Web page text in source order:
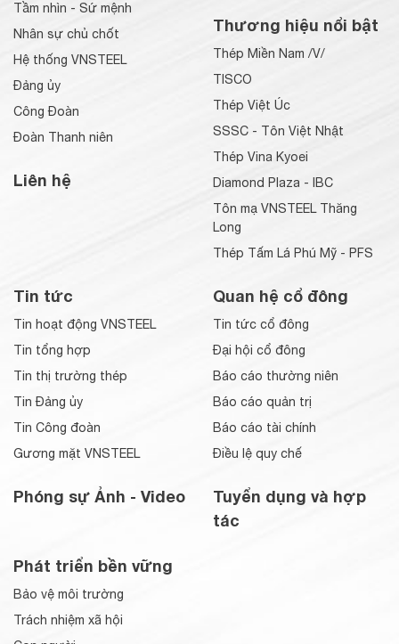
Tầm nhìn - Sứ mệnh
Nhân sự chủ chốt
Hệ thống VNSTEEL
Đảng ủy
Công Đoàn
Đoàn Thanh niên
Liên hệ
Thương hiệu nổi bật
Thép Miền Nam /V/
TISCO
Thép Việt Úc
SSSC - Tôn Việt Nhật
Thép Vina Kyoei
Diamond Plaza - IBC
Tôn mạ VNSTEEL Thăng
Long
Thép Tấm Lá Phú Mỹ - PFS
Tin tức
Tin hoạt động VNSTEEL
Tin tổng hợp
Tin thị trường thép
Tin Đảng ủy
Tin Công đoàn
Gương mặt VNSTEEL
Phóng sự Ảnh - Video
Quan hệ cổ đông
Tin tức cổ đông
Đại hội cổ đông
Báo cáo thường niên
Báo cáo quản trị
Báo cáo tài chính
Điều lệ quy chế
Tuyển dụng và hợp
tác
Phát triển bền vững
Bảo vệ môi trường
Trách nhiệm xã hội